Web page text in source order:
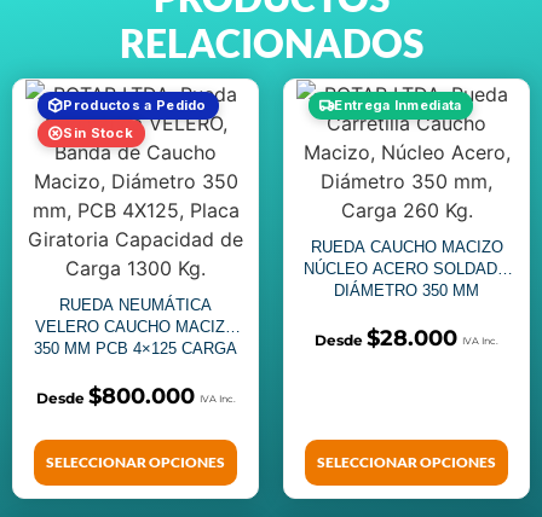
RELACIONADOS
Productos a Pedido
Sin Stock
RUEDA NEUMÁTICA
VELERO CAUCHO MACIZO
350 MM PCB 4×125 CARGA
$800.000
SELECCIONAR OPCIONES
Entrega Inmediata
RUEDA CAUCHO MACIZO
NÚCLEO ACERO SOLDADO
DIÁMETRO 350 MM
$28.000
SELECCIONAR OPCIONES